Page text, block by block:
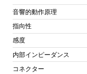
音響的動作原理
指向性
感度
内部インピーダンス
コネクター